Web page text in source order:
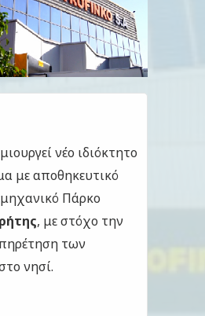
νέο ιδιόκτητο
με αποθηκευτικό
Πάρκο
, με στόχο την
των
νησί.